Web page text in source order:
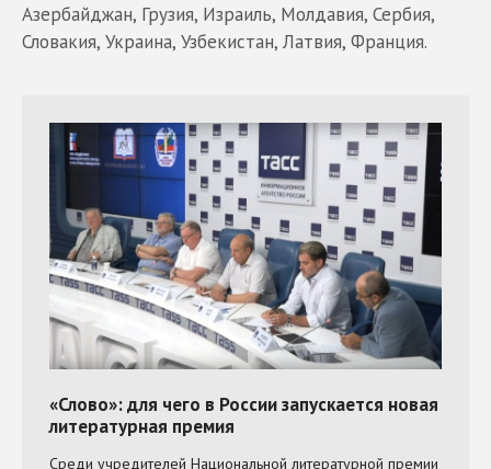
Азербайджан, Грузия, Израиль, Молдавия, Сербия,
Словакия, Украина, Узбекистан, Латвия, Франция.